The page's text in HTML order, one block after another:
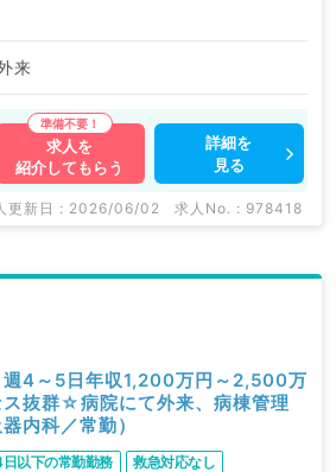
来
求人を
紹介してもらう
詳細を
見る
更新日 : 2026/06/02 求人No. : 978418
週4～5日年収1,200万円～2,500万
抜群☆病院にて外来、病棟管理
内科／常勤）
以下の常勤勤務
救急対応なし